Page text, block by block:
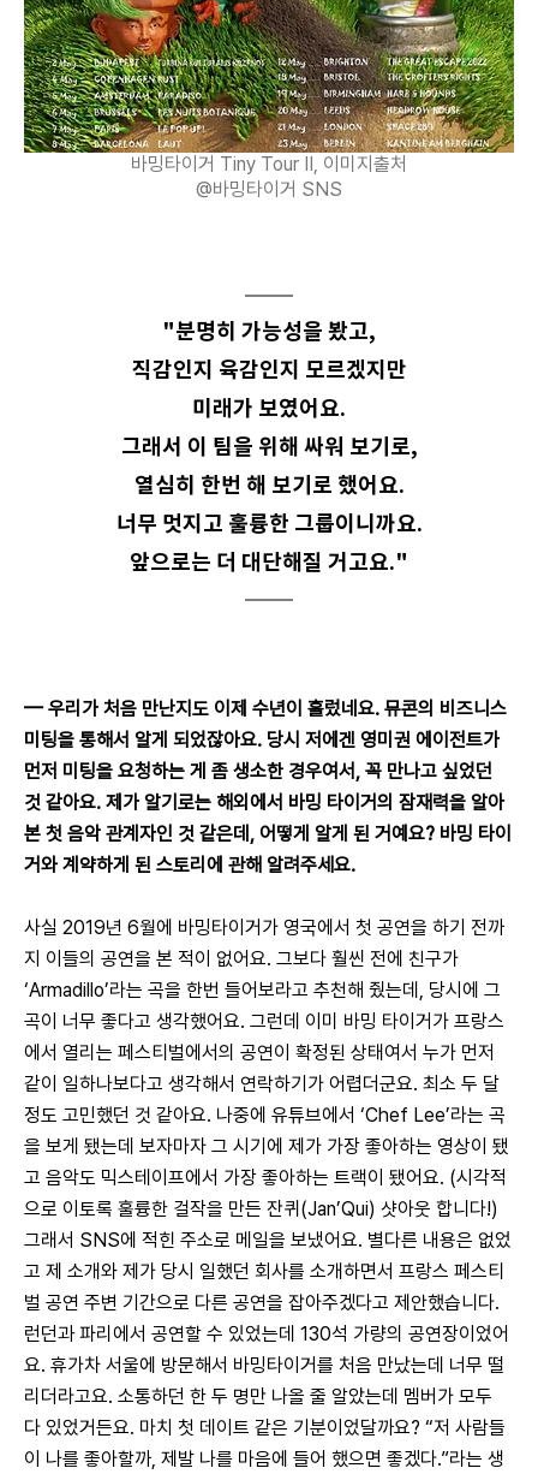
바밍타이거 Tiny Tour II, 이미지출처
@바밍타이거 SNS
"분명히 가능성을 봤고,
직감인지 육감인지 모르겠지만
미래가 보였어요.
그래서 이 팀을 위해 싸워 보기로,
열심히 한번 해 보기로 했어요.
너무 멋지고 훌륭한 그룹이니까요.
앞으로는 더 대단해질 거고요."
— 우리가 처음 만난지도 이제 수년이 흘렀네요. 뮤콘의 비즈니스
미팅을 통해서 알게 되었잖아요. 당시 저에겐 영미권 에이전트가
먼저 미팅을 요청하는 게 좀 생소한 경우여서, 꼭 만나고 싶었던
것 같아요. 제가 알기로는 해외에서 바밍 타이거의 잠재력을 알아
본 첫 음악 관계자인 것 같은데, 어떻게 알게 된 거예요? 바밍 타이
거와 계약하게 된 스토리에 관해 알려주세요.
사실 2019년 6월에 바밍타이거가 영국에서 첫 공연을 하기 전까
지 이들의 공연을 본 적이 없어요. 그보다 훨씬 전에 친구가
‘Armadillo’라는 곡을 한번 들어보라고 추천해 줬는데, 당시에 그
곡이 너무 좋다고 생각했어요. 그런데 이미 바밍 타이거가 프랑스
에서 열리는 페스티벌에서의 공연이 확정된 상태여서 누가 먼저
같이 일하나보다고 생각해서 연락하기가 어렵더군요. 최소 두 달
정도 고민했던 것 같아요. 나중에 유튜브에서 ‘Chef Lee’라는 곡
을 보게 됐는데 보자마자 그 시기에 제가 가장 좋아하는 영상이 됐
고 음악도 믹스테이프에서 가장 좋아하는 트랙이 됐어요. (시각적
으로 이토록 훌륭한 걸작을 만든 잔퀴(Jan’Qui) 샷아웃 합니다!)
그래서 SNS에 적힌 주소로 메일을 보냈어요. 별다른 내용은 없었
고 제 소개와 제가 당시 일했던 회사를 소개하면서 프랑스 페스티
벌 공연 주변 기간으로 다른 공연을 잡아주겠다고 제안했습니다.
런던과 파리에서 공연할 수 있었는데 130석 가량의 공연장이었어
요. 휴가차 서울에 방문해서 바밍타이거를 처음 만났는데 너무 떨
리더라고요. 소통하던 한 두 명만 나올 줄 알았는데 멤버가 모두
다 있었거든요. 마치 첫 데이트 같은 기분이었달까요? “저 사람들
이 나를 좋아할까, 제발 나를 마음에 들어 했으면 좋겠다.”라는 생